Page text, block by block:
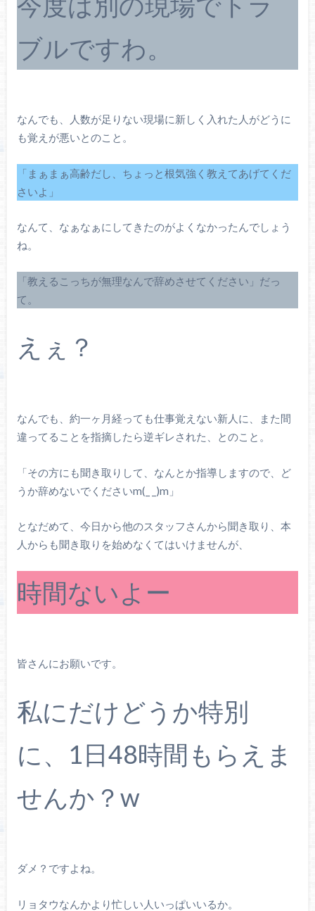
ブルですわ。
なんでも、人数が足りない現場に新しく入れた人がどうに
も覚えが悪いとのこと。
「まぁまぁ高齢だし、ちょっと根気強く教えてあげてくだ
さいよ」
なんて、なぁなぁにしてきたのがよくなかったんでしょう
ね。
「教えるこっちが無理なんで辞めさせてください」だっ
て。
えぇ？
なんでも、約一ヶ月経っても仕事覚えない新人に、また間
違ってることを指摘したら逆ギレされた、とのこと。
「その方にも聞き取りして、なんとか指導しますので、ど
うか辞めないでくださいm(_ _)m」
となだめて、今日から他のスタッフさんから聞き取り、本
人からも聞き取りを始めなくてはいけませんが、
時間ないよー
皆さんにお願いです。
私にだけどうか特別
に、1日48時間もらえま
せんか？w
ダメ？ですよね。
リョタウなんかより忙しい人いっぱいいるか。